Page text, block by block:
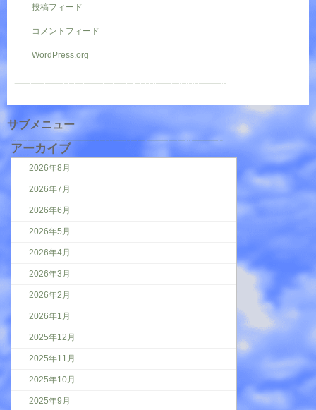
投稿フィード
コメントフィード
WordPress.org
サブメニュー
アーカイブ
2026年8月
2026年7月
2026年6月
2026年5月
2026年4月
2026年3月
2026年2月
2026年1月
2025年12月
2025年11月
2025年10月
2025年9月